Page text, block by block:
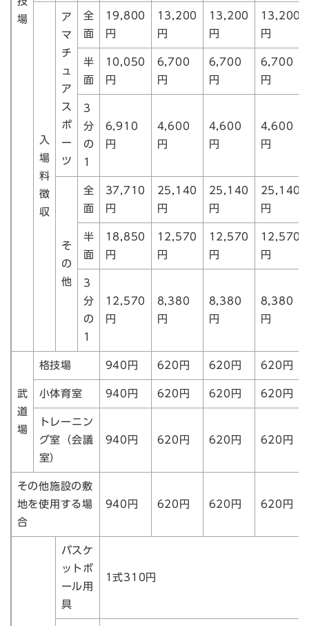
場
入
場
料
徴
収
ア
マ
チ
ュ
ア
ス
ポ
ー
ツ
全
面
19,800
円
13,200
円
13,200
円
13,200
円
半
面
10,050
円
6,700
円
6,700
円
6,700
円
3
分
の
1
6,910
円
4,600
円
4,600
円
4,600
円
そ
の
他
全
面
37,710
円
25,140
円
25,140
円
25,140
円
半
面
18,850
円
12,570
円
12,570
円
12,570
円
3
分
の
1
12,570
円
8,380
円
8,380
円
8,380
円
武
道
場
格技場 940円 620円 620円 620円
小体育室 940円 620円 620円 620円
トレーニン
グ室（会議
室）
940円 620円 620円 620円
その他施設の敷
地を使用する場
合
940円 620円 620円 620円
バスケ
ットボ
ール用
具
1式310円